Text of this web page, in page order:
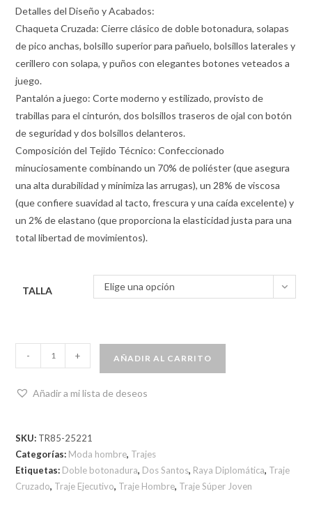
Detalles del Diseño y Acabados:
Chaqueta Cruzada: Cierre clásico de doble botonadura, solapas
de pico anchas, bolsillo superior para pañuelo, bolsillos laterales y
cerillero con solapa, y puños con elegantes botones veteados a
juego.
Pantalón a juego: Corte moderno y estilizado, provisto de
trabillas para el cinturón, dos bolsillos traseros de ojal con botón
de seguridad y dos bolsillos delanteros.
Composición del Tejido Técnico: Confeccionado
minuciosamente combinando un 70% de poliéster (que asegura
una alta durabilidad y minimiza las arrugas), un 28% de viscosa
(que confiere suavidad al tacto, frescura y una caída excelente) y
un 2% de elastano (que proporciona la elasticidad justa para una
total libertad de movimientos).
TALLA Elige una opción
- + AÑADIR AL CARRITO
Añadir a mi lista de deseos
SKU: TR85-25221
Categorías: Moda hombre, Trajes
Etiquetas: Doble botonadura, Dos Santos, Raya Diplomática, Traje
Cruzado, Traje Ejecutivo, Traje Hombre, Traje Súper Joven